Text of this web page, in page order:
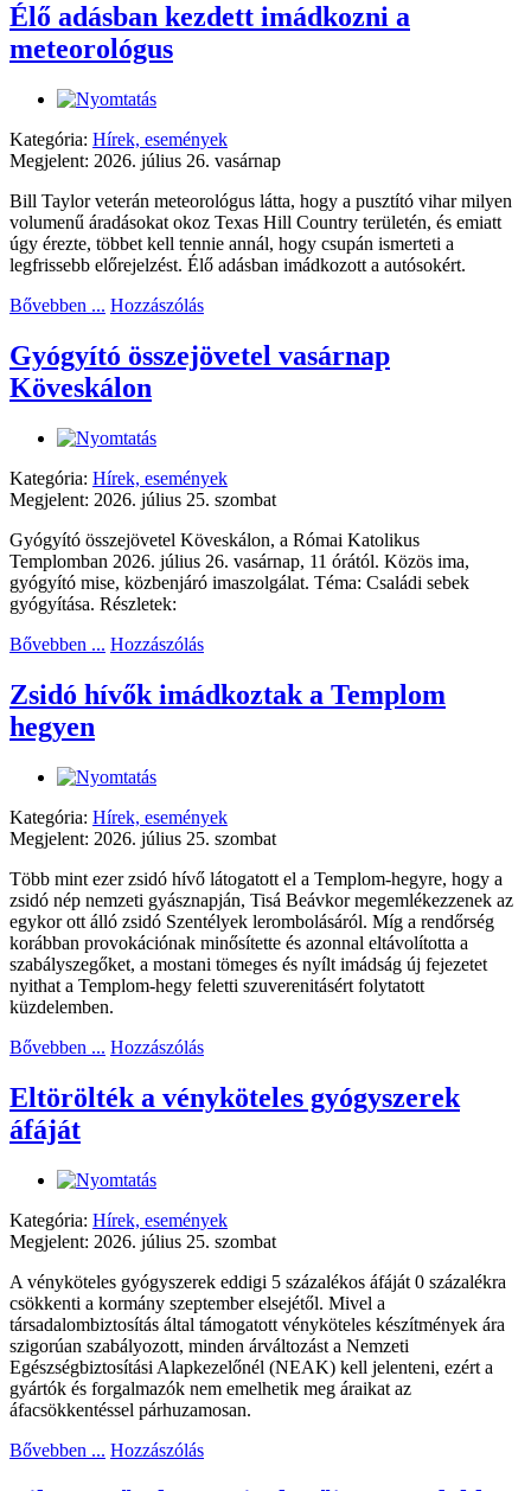
Élő adásban kezdett imádkozni a
meteorológus
Kategória: Hírek, események
Megjelent: 2026. július 26. vasárnap
Bill Taylor veterán meteorológus látta, hogy a pusztító vihar milyen
volumenű áradásokat okoz Texas Hill Country területén, és emiatt
úgy érezte, többet kell tennie annál, hogy csupán ismerteti a
legfrissebb előrejelzést. Élő adásban imádkozott a autósokért.
Bővebben ... Hozzászólás
Gyógyító összejövetel vasárnap
Köveskálon
Kategória: Hírek, események
Megjelent: 2026. július 25. szombat
Gyógyító összejövetel Köveskálon, a Római Katolikus
Templomban 2026. július 26. vasárnap, 11 órától. Közös ima,
gyógyító mise, közbenjáró imaszolgálat. Téma: Családi sebek
gyógyítása. Részletek:
Bővebben ... Hozzászólás
Zsidó hívők imádkoztak a Templom
hegyen
Kategória: Hírek, események
Megjelent: 2026. július 25. szombat
Több mint ezer zsidó hívő látogatott el a Templom-hegyre, hogy a
zsidó nép nemzeti gyásznapján, Tisá Beávkor megemlékezzenek az
egykor ott álló zsidó Szentélyek lerombolásáról. Míg a rendőrség
korábban provokációnak minősítette és azonnal eltávolította a
szabályszegőket, a mostani tömeges és nyílt imádság új fejezetet
nyithat a Templom-hegy feletti szuverenitásért folytatott
küzdelemben.
Bővebben ... Hozzászólás
Eltörölték a vényköteles gyógyszerek
áfáját
Kategória: Hírek, események
Megjelent: 2026. július 25. szombat
A vényköteles gyógyszerek eddigi 5 százalékos áfáját 0 százalékra
csökkenti a kormány szeptember elsejétől. Mivel a
társadalombiztosítás által támogatott vényköteles készítmények ára
szigorúan szabályozott, minden árváltozást a Nemzeti
Egészségbiztosítási Alapkezelőnél (NEAK) kell jelenteni, ezért a
gyártók és forgalmazók nem emelhetik meg áraikat az
áfacsökkentéssel párhuzamosan.
Bővebben ... Hozzászólás